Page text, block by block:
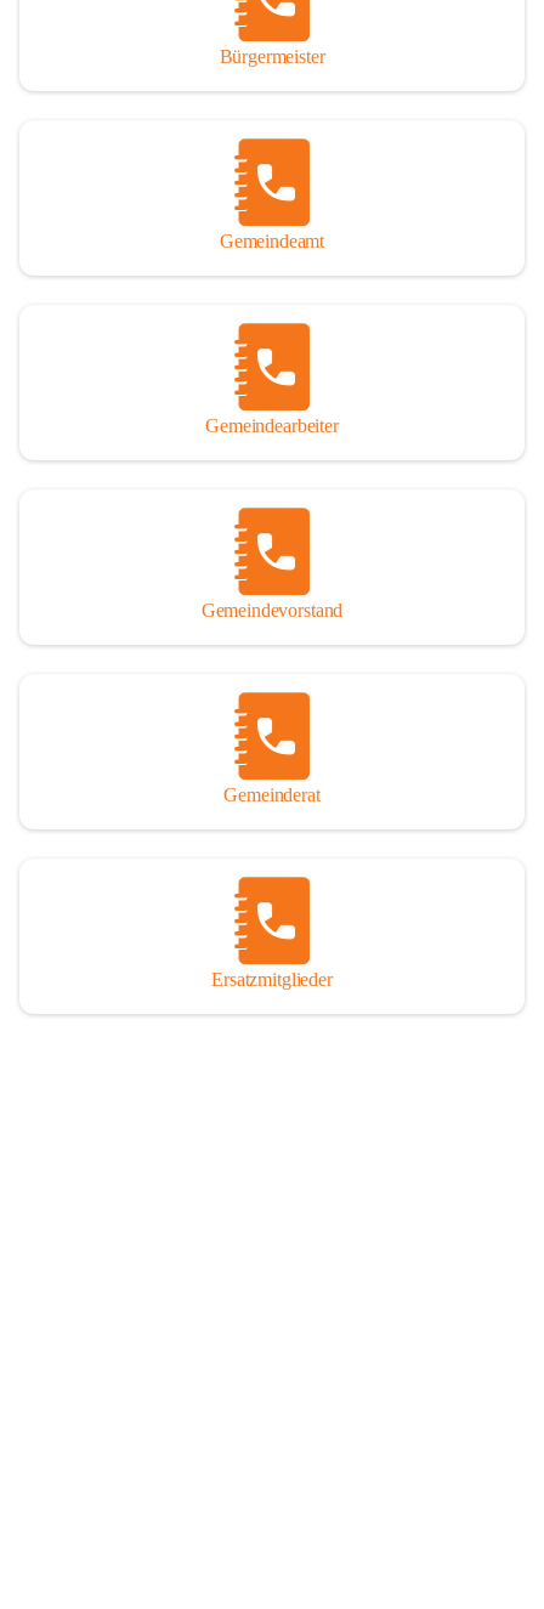
dieses Buches wesentlich beigetragen haben.
Der Zeitdruck war enorm, um das Werk auch zeitgerecht für das
Jubiläumsjahr abschließen zu können. Daher mag um Nachsicht
Ausführlichkeit behandelt erscheinen, oder auch der eine oder
andere Fehler unterlief. Die Autoren haben nach ihren
individuellen Möglichkeiten mit bestem Wissen und Gewissen
Andreas Rohatsch wurde auf das System der Fußnoten verzichtet.
Wo eine genaue Quellenangabe sinnvoll und notwendig erschien,
sind die entsprechenden Quellenhinweise in den fließenden Text
eingearbeitet. Der leichteren Lesbarkeit halber ist auch von einer
streng gendergerechten Ausdrucksform Abstand genommen
So darf ich Sie zu einer interessanten, vergnüglichen und
manchmal auch nachdenklich machenden Zeitreise durch die
Jahrhunderte, ja Jahrtausende alte Geschichte von der Steinzeit
einladen.
Bürgermeister
Gemeindeamt
Gemeindearbeiter
Gemeindevorstand
Gemeinderat
Ersatzmitglieder